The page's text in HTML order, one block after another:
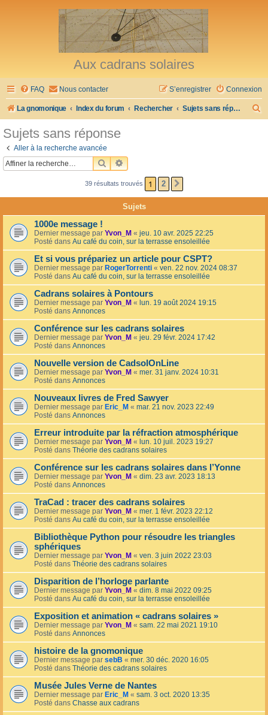
Aux cadrans solaires
FAQ Nous contacter Connexion
S’enregistrer
La gnomonique Index du forum Rechercher Sujets sans réponse
h
r
Sujets sans réponse
Aller à la recherche avancée
RECHERCHER
RECHERCHE AVANCÉE
39 résultats trouvés 1 2
Sujets
1000e message !
Dernier message par Yvon_M « jeu. 10 avr. 2025 22:25
Posté dans Au café du coin, sur la terrasse ensoleillée
Et si vous prépariez un article pour CSPT?
Dernier message par RogerTorrenti « ven. 22 nov. 2024 08:37
Posté dans Au café du coin, sur la terrasse ensoleillée
Cadrans solaires à Pontours
Dernier message par Yvon_M « lun. 19 août 2024 19:15
Posté dans Annonces
Conférence sur les cadrans solaires
Dernier message par Yvon_M « jeu. 29 févr. 2024 17:42
Posté dans Annonces
Nouvelle version de CadsolOnLine
Dernier message par Yvon_M « mer. 31 janv. 2024 10:31
Posté dans Annonces
Nouveaux livres de Fred Sawyer
Dernier message par Eric_M « mar. 21 nov. 2023 22:49
Posté dans Annonces
Erreur introduite par la réfraction atmosphérique
Dernier message par Yvon_M « lun. 10 juil. 2023 19:27
Posté dans Théorie des cadrans solaires
Conférence sur les cadrans solaires dans l’Yonne
Dernier message par Yvon_M « dim. 23 avr. 2023 18:13
Posté dans Annonces
TraCad : tracer des cadrans solaires
Dernier message par Yvon_M « mer. 1 févr. 2023 22:12
Posté dans Au café du coin, sur la terrasse ensoleillée
Bibliothèque Python pour résoudre les triangles
sphériques
Dernier message par Yvon_M « ven. 3 juin 2022 23:03
Posté dans Théorie des cadrans solaires
Disparition de l’horloge parlante
Dernier message par Yvon_M « dim. 8 mai 2022 09:25
Posté dans Au café du coin, sur la terrasse ensoleillée
Exposition et animation « cadrans solaires »
Dernier message par Yvon_M « sam. 22 mai 2021 19:10
Posté dans Annonces
histoire de la gnomonique
Dernier message par sebB « mer. 30 déc. 2020 16:05
Posté dans Théorie des cadrans solaires
Musée Jules Verne de Nantes
Dernier message par Eric_M « sam. 3 oct. 2020 13:35
Posté dans Chasse aux cadrans